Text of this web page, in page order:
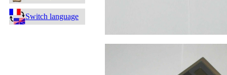
Switch language